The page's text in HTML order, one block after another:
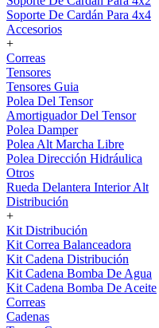
Soporte De Cardán Para 4x4
Accesorios
+
Correas
Tensores
Tensores Guia
Polea Del Tensor
Amortiguador Del Tensor
Polea Damper
Polea Alt Marcha Libre
Polea Dirección Hidráulica
Otros
Rueda Delantera Interior Alt
Distribución
+
Kit Distribución
Kit Correa Balanceadora
Kit Cadena Distribución
Kit Cadena Bomba De Agua
Kit Cadena Bomba De Aceite
Correas
Cadenas